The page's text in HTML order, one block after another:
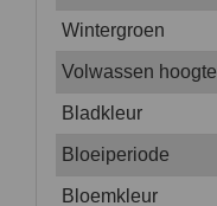
Wintergroen
Volwassen hoogte
Bladkleur
Bloeiperiode
Bloemkleur